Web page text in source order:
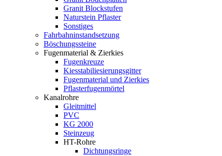
Granit Blockstufen
Naturstein Pflaster
Sonstiges
Fahrbahninstandsetzung
Böschungssteine
Fugenmaterial & Zierkies
Fugenkreuze
Kiesstabiliesierungsgitter
Fugenmaterial und Zierkies
Pflasterfugenmörtel
Kanalrohre
Gleitmittel
PVC
KG 2000
Steinzeug
HT-Rohre
Dichtungsringe